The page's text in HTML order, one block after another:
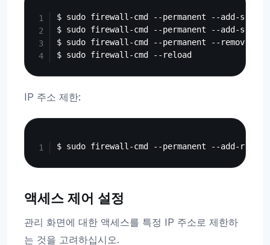
$ sudo firewall-cmd --permanent --add-
$ sudo firewall-cmd --permanent --add-
$ sudo firewall-cmd --permanent --remove-
IP 주소 제한:
액세스 제어 설정
관리 화면에 대한 액세스를 특정 IP 주소로 제한하
는 것을 고려하십시오.